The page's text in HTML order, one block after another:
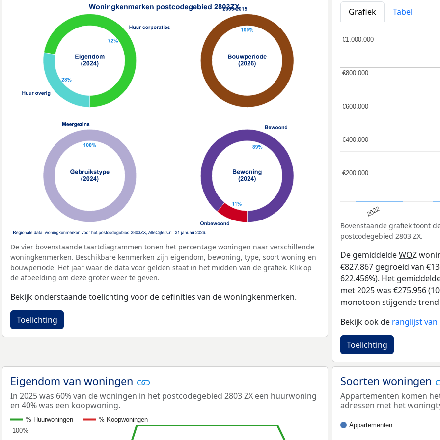
De vier bovenstaande taartdiagrammen tonen het percentage woningen naar verschillende
woningkenmerken. Beschikbare kenmerken zijn eigendom, bewoning, type, soort woning en
bouwperiode. Het jaar waar de data voor gelden staat in het midden van de grafiek. Klik op
de afbeelding om deze groter weer te geven.
Bekijk onderstaande toelichting voor de definities van de woningkenmerken.
Toelichting
Grafiek
Tabel
2022
€200.000
€200.000
€400.000
€400.000
€600.000
€600.000
€800.000
€800.000
€1.000.000
€1.000.000
Bovenstaande grafiek toont
postcodegebied 2803 ZX.
De gemiddeldeWOZ
€827.867 gegroeid van
622.456%). Het
met 2025 was €275.956
monotoon stijgende
Bekijk ook de ranglijst
Toelichting
Eigendom van woningen
In 2025 was 60% van de woningen in het postcodegebied 2803 ZX een huurwoning
en 40% was een koopwoning.
% Huurwoningen
% Koopwoningen
100%
100%
Soorten woningen
Appartementen komen
adressen met het
Appartementen